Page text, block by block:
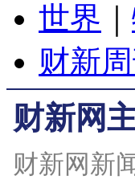
世界
财新周
财新网
财新网新